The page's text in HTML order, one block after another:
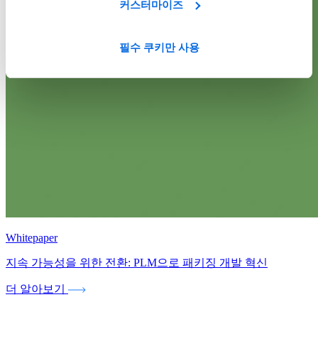
커스터마이즈
필수 쿠키만 사용
Whitepaper
지속 가능성을 위한 전환: PLM으로 패키징 개발 혁신
더 알아보기